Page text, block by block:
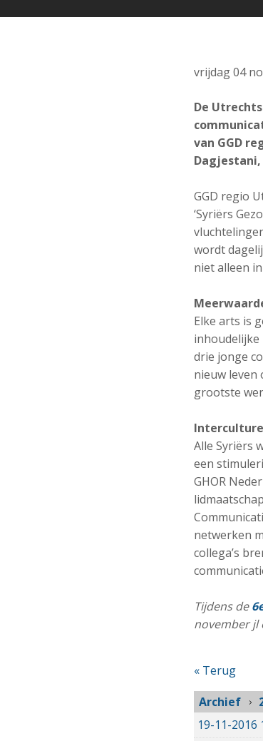
vrijdag 04
De
van GGD
GGD regio
‘Syriërs
wordt
niet alleen
Elke arts is
inhoudelijke
drie jonge
nieuw leven
grootste
Alle Syriërs
een
GHOR
netwerken
collega’s
Tijdens de
november jl
« Terug
Archief
19-11-2016 19-11-